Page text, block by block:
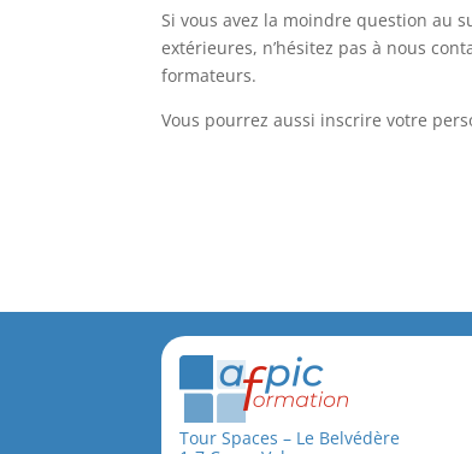
Si vous avez la moindre question au
extérieures, n’hésitez pas à nous
formateurs.
Vous pourrez aussi inscrire votre
Tour Spaces – Le Belvédère